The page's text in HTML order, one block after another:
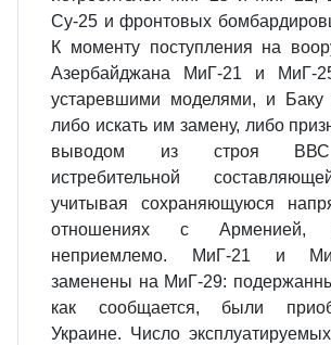
Су-25 и фронтовых
К момен­ту поступления на
Азербайджана МиГ-21 и МиГ-
устаревшими моделями, и
либо искать им замену, либо
выводом из строя ВВС
истребительной
учитывая сохраняющуюся
отношениях с
неприемлемо. МиГ-21 и
заменены на МиГ-29:
как сообщается, были
Украине. Число